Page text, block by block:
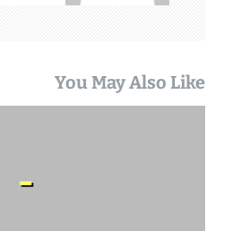
You May Also Like